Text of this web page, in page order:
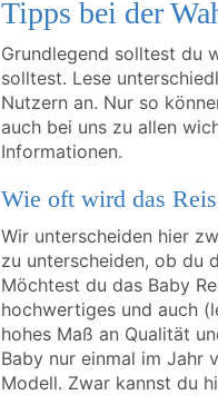
Tipps bei der
Grundlegend solltest du
solltest. Lese
Nutzern an. Nur so
auch bei uns zu allen
Informationen.
Wie oft wird das
Wir unterscheiden hier
zu unterscheiden, ob du
Möchtest du das Baby
hochwertiges und auch
hohes Maß an Qualität
Baby nur einmal im Jahr
Modell. Zwar kannst du